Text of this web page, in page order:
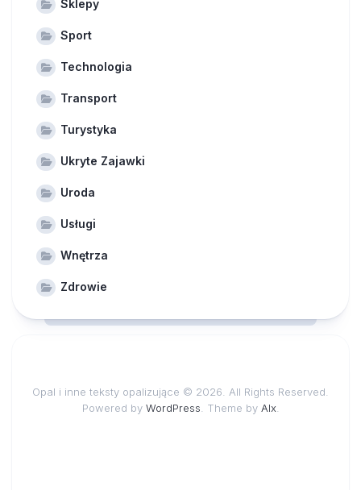
Sklepy
Sport
Technologia
Transport
Turystyka
Ukryte Zajawki
Uroda
Usługi
Wnętrza
Zdrowie
Opal i inne teksty opalizujące © 2026. All Rights Reserved.
Powered by WordPress . Theme by Alx